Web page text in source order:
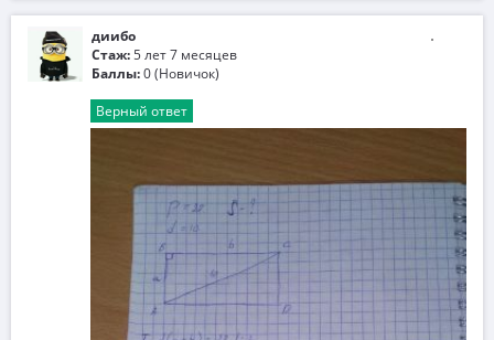
диибо
Стаж:5 лет 7 месяцев
Баллы:0 (Новичок)
Верный ответ